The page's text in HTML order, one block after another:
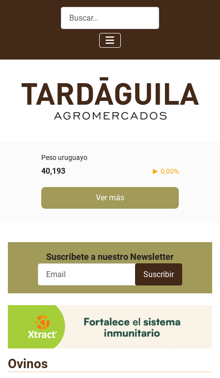
Buscar
Peso uruguayo
40,193 0,00%
Ver más
Suscribete a nuestro Newsletter
Ovinos